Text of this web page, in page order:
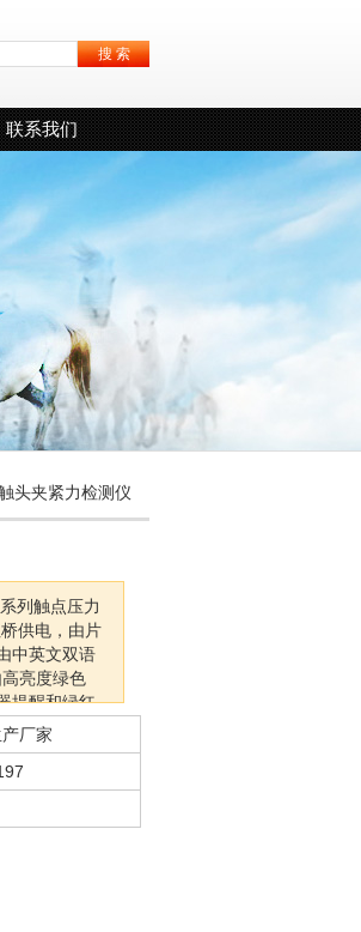
联系我们
头夹紧力检测仪
列触点压力
供电，由片
中英文双语
亮度绿色
提醒和绿红
备触点压
厂家